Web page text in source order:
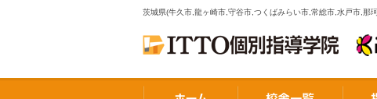
茨城県(牛久市,龍ヶ崎市,守谷市,つくばみらい市,常総市,水戸市,那